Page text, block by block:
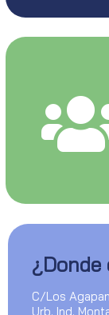
¿Donde
C/Los
Urb. Ind.